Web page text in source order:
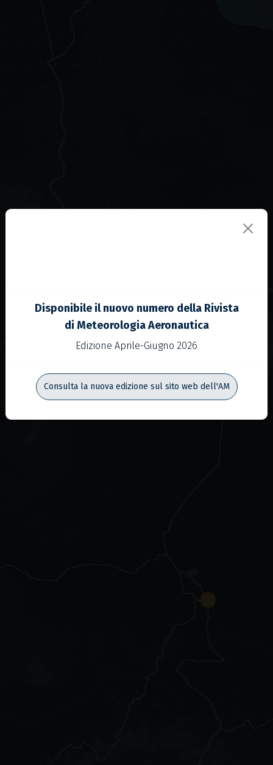
Disponibile il nuovo numero della Rivista
di Meteorologia Aeronautica
Edizione Aprile-Giugno 2026
Consulta la nuova edizione sul sito web dell'AM